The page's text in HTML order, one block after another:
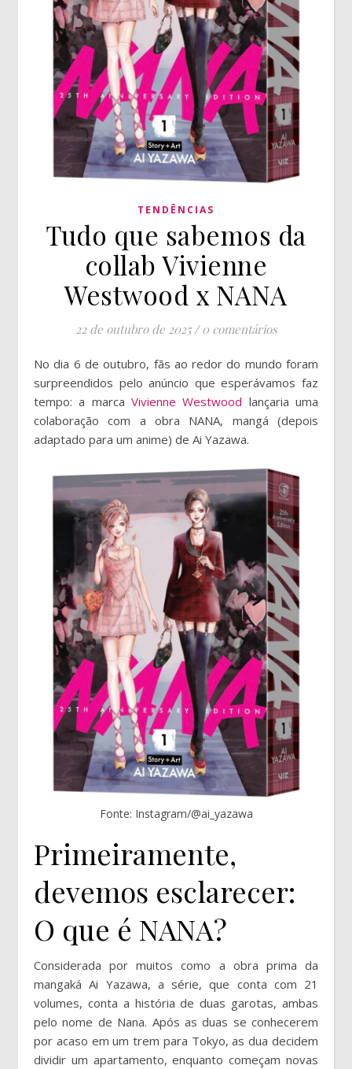
TENDÊNCIAS
Tudo que sabemos da
collab Vivienne
Westwood x NANA
22 de outubro de 2025 / 0 comentários
No dia 6 de outubro, fãs ao redor do mundo foram
surpreendidos pelo anúncio que esperávamos faz
tempo: a marca Vivienne Westwood lançaria uma
colaboração com a obra NANA, mangá (depois
adaptado para um anime) de Ai Yazawa.
Fonte: Instagram/@ai_yazawa
Primeiramente,
devemos esclarecer:
O que é NANA?
Considerada por muitos como a obra prima da
mangaká Ai Yazawa, a série, que conta com 21
volumes, conta a história de duas garotas, ambas
pelo nome de Nana. Após as duas se conhecerem
por acaso em um trem para Tokyo, as dua decidem
dividir um apartamento, enquanto começam novas